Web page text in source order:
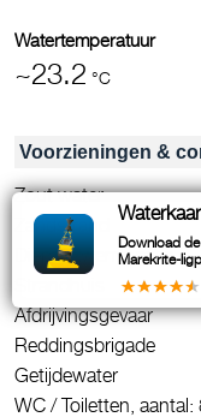
Watertemperatuur
~23.2 °C
Voorzieningen &
Zout water
Zandstrand
Diepte zwemlocatie
Afdrijvingsgevaar
Reddingsbrigade
Getijdewater
WC / Toiletten, aantal:
Download
Marekrite-